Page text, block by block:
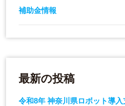
補助金情報
最新の投稿
令和8年 神奈川県ロボット導